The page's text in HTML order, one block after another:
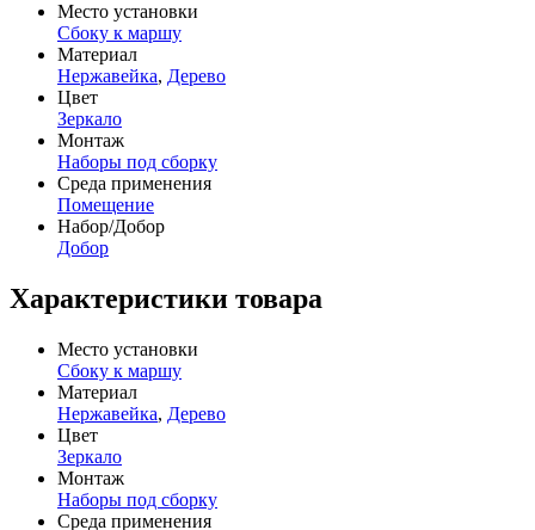
Место установки
Сбоку к маршу
Материал
Нержавейка, Дерево
Цвет
Зеркало
Монтаж
Наборы под сборку
Среда применения
Помещение
Набор/Добор
Добор
Характеристики товара
Место установки
Сбоку к маршу
Материал
Нержавейка, Дерево
Цвет
Зеркало
Монтаж
Наборы под сборку
Среда применения